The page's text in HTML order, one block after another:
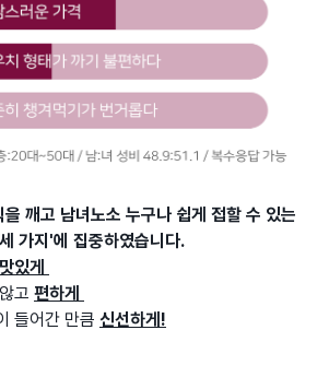
깨고 남녀노소 누구나 쉽게 접할 수 있는
가지'에 집중하였습니다.
맛있게
고 편하게
들어간 만큼 신선하게!